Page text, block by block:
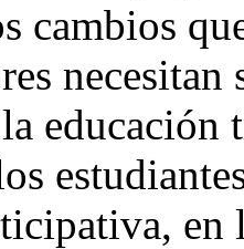
cambios
en